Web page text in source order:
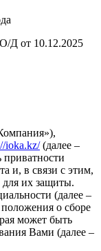
Д от 10.12.2025
ioka.kz/(далее –
приватности
и, в связи с этим,
их защиты.
(далее –
о сборе
может быть
Вами (далее –